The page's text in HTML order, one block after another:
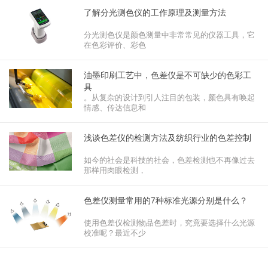
了解分光测色仪的工作原理及测量方法
分光测色仪是颜色测量中非常常见的仪器工具，它
在色彩评价、彩色
油墨印刷工艺中，色差仪是不可缺少的色彩工
具
。从复杂的设计到引人注目的包装，颜色具有唤起
情感、传达信息和
浅谈色差仪的检测方法及纺织行业的色差控制
如今的社会是科技的社会，色差检测也不再像过去
那样用肉眼检测，
色差仪测量常用的7种标准光源分别是什么？
使用色差仪检测物品色差时，究竟要选择什么光源
校准呢？最近不少